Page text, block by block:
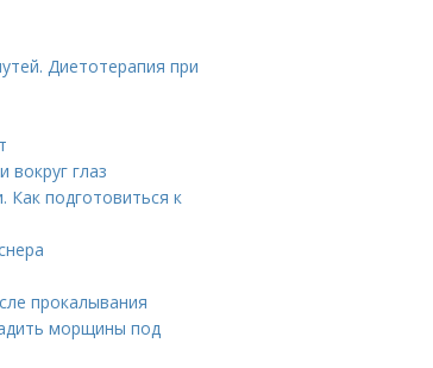
Диетотерапия при
вокруг глаз
Как подготовиться к
прокалывания
морщины под